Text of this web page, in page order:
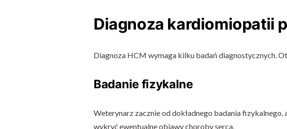
Diagnoza kardiomiopatii
Diagnoza HCM wymaga kilku badań diagnostycznych.
Badanie fizykalne
Weterynarz zacznie od dokładnego badania fizykalnego,
wykryć ewentualne objawy choroby serca.